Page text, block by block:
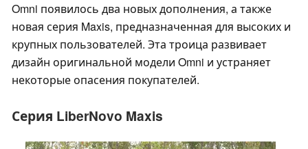
Omni появилось два новых дополнения, а также
новая серия Maxis, предназначенная для высоких и
крупных пользователей. Эта троица развивает
дизайн оригинальной модели Omni и устраняет
некоторые опасения покупателей.
Серия LiberNovo Maxis